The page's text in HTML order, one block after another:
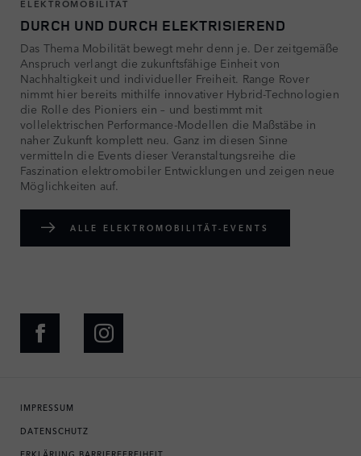
ELEKTROMOBILITÄT
DURCH UND DURCH ELEKTRISIEREND
Das Thema Mobilität bewegt mehr denn je. Der zeitgemäße
Anspruch verlangt die zukunftsfähige Einheit von
Nachhaltigkeit und individueller Freiheit. Range Rover
nimmt hier bereits mithilfe innovativer Hybrid-Technologien
die Rolle des Pioniers ein – und bestimmt mit
vollelektrischen Performance-Modellen die Maßstäbe in
naher Zukunft komplett neu. Ganz im diesen Sinne
vermitteln die Events dieser Veranstaltungsreihe die
Faszination elektromobiler Entwicklungen und zeigen neue
Möglichkeiten auf.
ALLE ELEKTROMOBILITÄT-EVENTS
IMPRESSUM
DATENSCHUTZ